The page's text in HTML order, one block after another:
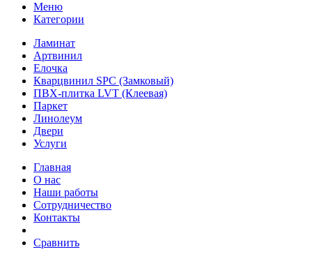
Меню
Категории
Ламинат
Артвинил
Елочка
Кварцвинил SPC (Замковый)
ПВХ-плитка LVT (Клеевая)
Паркет
Линолеум
Двери
Услуги
Главная
О нас
Наши работы
Сотрудничество
Контакты
Сравнить